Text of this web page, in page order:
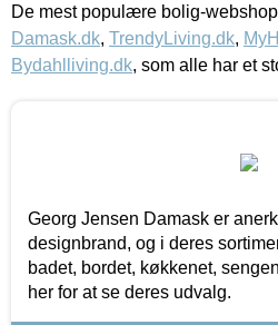
De mest populære bolig-
Damask.dk, TrendyLiving.dk,
Bydahlliving.dk, som alle har et
Georg Jensen Damask er
designbrand, og i deres
badet, bordet, køkkenet,
her for at se deres udvalg.